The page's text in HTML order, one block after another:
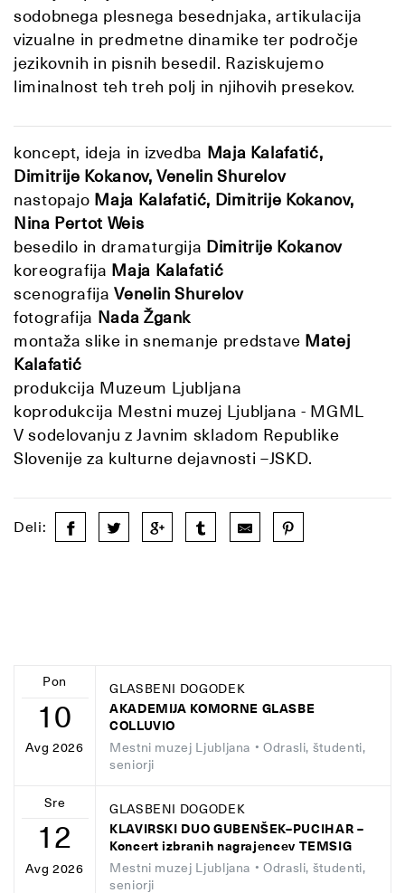
sodobnega plesnega besednjaka, artikulacija
vizualne in predmetne dinamike ter področje
jezikovnih in pisnih besedil. Raziskujemo
liminalnost teh treh polj in njihovih presekov.
koncept, ideja in izvedba Maja Kalafatić,
Dimitrije Kokanov, Venelin Shurelov
nastopajo Maja Kalafatić, Dimitrije Kokanov,
Nina Pertot Weis
besedilo in dramaturgija Dimitrije Kokanov
koreografija Maja Kalafatić
scenografijaVenelin Shurelov
fotografija Nada Žgank
montaža slike in snemanje predstave Matej
Kalafatić
produkcija Muzeum Ljubljana
koprodukcija Mestni muzej Ljubljana - MGML
V sodelovanju z Javnim skladom Republike
Slovenije za kulturne dejavnosti –JSKD.
Deli:
Pon
10
Avg 2026
GLASBENI DOGODEK
AKADEMIJA KOMORNE GLASBE
COLLUVIO
Mestni muzej Ljubljana • Odrasli, študenti,
seniorji
Sre
12
Avg 2026
GLASBENI DOGODEK
KLAVIRSKI DUO GUBENŠEK–PUCIHAR –
Koncert izbranih nagrajencev TEMSIG
Mestni muzej Ljubljana • Odrasli, študenti,
seniorji